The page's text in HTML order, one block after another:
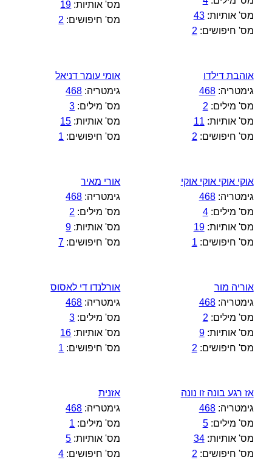
מס' אותיות:43
מס' חיפושים: 2
מס' אותיות: 19
מס' חיפושים: 2
אוהבת דילדו
גימטריה:468
מס' מילים: 2
מס' אותיות: 11
מס' חיפושים: 2
אומי עומר דניאל
גימטריה: 468
מס' מילים: 3
מס' אותיות: 15
מס' חיפושים: 1
אוקי אוקי אוקי אוקי
גימטריה:468
מס' מילים:4
מס' אותיות:19
מס' חיפושים: 1
אורי מאיר
גימטריה: 468
מס' מילים: 2
מס' אותיות: 9
מס' חיפושים: 7
אוריה מור
גימטריה:468
מס' מילים: 2
מס' אותיות:9
מס' חיפושים: 2
אורלנדו די לאסוס
גימטריה: 468
מס' מילים: 3
מס' אותיות: 16
מס' חיפושים: 1
אז רגע בונה זו נונה
גימטריה:468
מס' מילים:5
מס' אותיות:34
מס' חיפושים: 2
אזנית
גימטריה: 468
מס' מילים: 1
מס' אותיות: 5
מס' חיפושים: 4